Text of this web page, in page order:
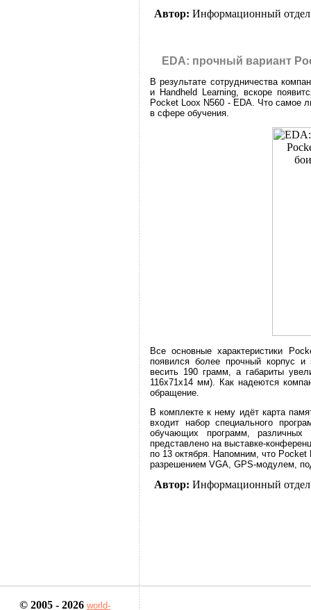
Автор: Информационный отдел
EDA: прочный вариант
В результате сотрудничества
и Handheld Learning, вскоре
Pocket Loox N560 - EDA. Что самое
в сфере обучения.
Все основные характеристики
появился более прочный корпус
весить 190 грамм, а габариты
116x71x14 мм). Как надеются
обращение.
В комплекте к нему идёт карта
входит набор специального
обучающих программ,
представлено на выставке-
по 13 октября. Напомним, что
разрешением VGA, GPS-модулем,
Автор: Информационный отдел
© 2005 - 2026 world-